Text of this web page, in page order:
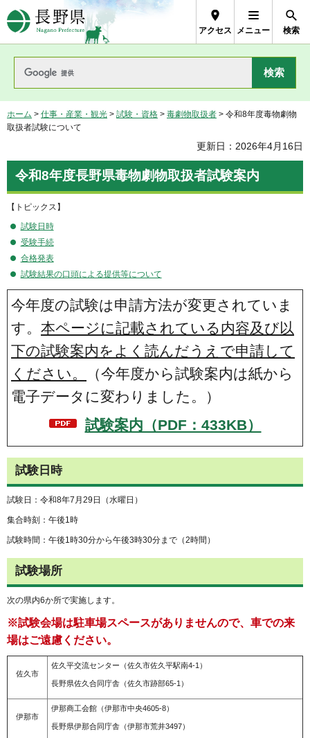
長野県Nagano Prefecture
アクセス メニュー 検索
ホーム > 仕事・産業・観光 > 試験・資格 > 毒劇物取扱者 > 令和8年度毒物劇物
取扱者試験について
更新日：2026年4月16日
令和8年度長野県毒物劇物取扱者試験案内
【トピックス】
試験日時
受験手続
合格発表
試験結果の口頭による提供等について
今年度の試験は申請方法が変更されていま
す。 本ページに記載されている内容及び以
下の試験案内をよく読んだうえで申請して
ください。
（今年度から試験案内は紙から
電子データに変わりました。）
試験案内（PDF：433KB）
試験日時
試験日：令和8年7月29日（水曜日）
集合時刻：午後1時
試験時間：午後1時30分から午後3時30分まで（2時間）
試験場所
次の県内6か所で実施します。
※試験会場は駐車場スペースがありませんので、車での来
場はご遠慮ください。
佐久市
佐久平交流センター（佐久市佐久平駅南4-1）
長野県佐久合同庁舎（佐久市跡部65-1）
伊那市
伊那商工会館（伊那市中央4605-8）
長野県伊那合同庁舎（伊那市荒井3497）